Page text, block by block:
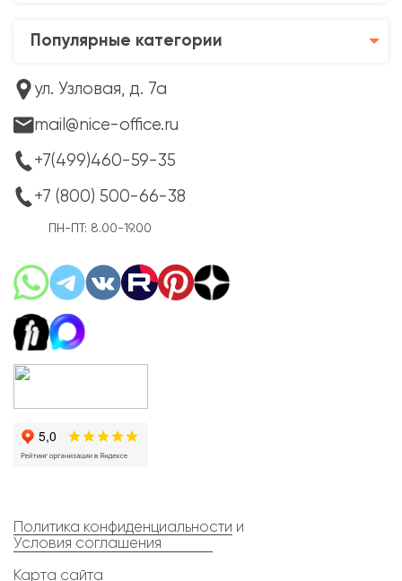
Популярные категории
ул. Узловая, д. 7а
mail@nice-office.ru
+7(499)460-59-35
+7 (800) 500-66-38
ПН-ПТ: 8.00-19.00
Политика конфиденциальности и
Условия соглашения
Карта сайта